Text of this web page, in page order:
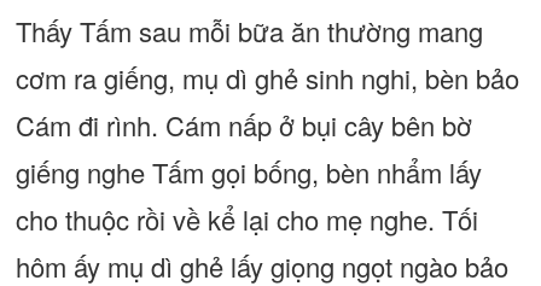
Thấy Tấm sau mỗi bữa ăn thường mang
cơm ra giếng, mụ dì ghẻ sinh nghi, bèn bảo
Cám đi rình. Cám nấp ở bụi cây bên bờ
giếng nghe Tấm gọi bống, bèn nhẩm lấy
cho thuộc rồi về kể lại cho mẹ nghe. Tối
hôm ấy mụ dì ghẻ lấy giọng ngọt ngào bảo